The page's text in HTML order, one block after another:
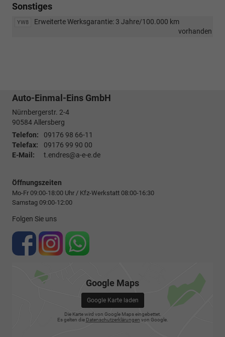
Sonstiges
YW8
Erweiterte Werksgarantie: 3 Jahre/100.000 km
vorhanden
Auto-Einmal-Eins GmbH
Nürnbergerstr. 2-4
90584Allersberg
Telefon:
09176 98 66-11
Telefax:
09176 99 90 00
E-Mail:
t.endres@a-e-e.de
Öffnungszeiten
Mo-Fr 09:00-18:00 Uhr / Kfz-Werkstatt 08:00-16:30
Samstag 09:00-12:00
Folgen Sie uns
Google Maps
Google Karte laden
Die Karte wird von Google Maps eingebettet.
Es gelten die Datenschutzerklärungen von Google.